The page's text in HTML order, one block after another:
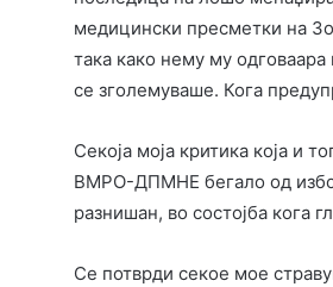
медицински пресметки на
така како нему му одговаара
се зголемуваше. Кога
Секоја моја критика која и
ВМРО-ДПМНЕ бегало од
разнишан, во состојба кога
Се потврди секое мое